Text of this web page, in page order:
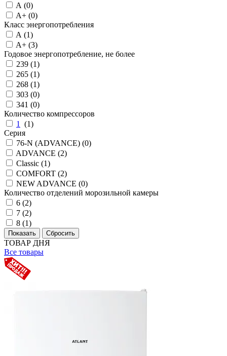
A (0)
A+ (0)
Класс энергопотребления
A (1)
A+ (3)
Годовое энергопотребление, не более
239 (1)
265 (1)
268 (1)
303 (0)
341 (0)
Количество компрессоров
1
(1)
Серия
76-N (ADVANCE) (0)
ADVANCE (2)
Classic (1)
COMFORT (2)
NEW ADVANCE (0)
Количество отделений морозильной камеры
6 (2)
7 (2)
8 (1)
ТОВАР ДНЯ
Все товары